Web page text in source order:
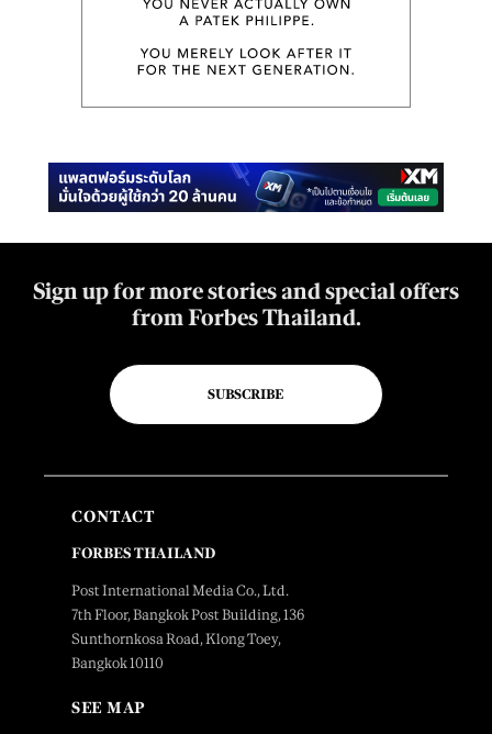
Sign up for more stories and special offers
from Forbes Thailand.
SUBSCRIBE
CONTACT
FORBES THAILAND
Post International Media Co., Ltd.
7th Floor, Bangkok Post Building, 136
Sunthornkosa Road, Klong Toey,
Bangkok 10110
SEE MAP